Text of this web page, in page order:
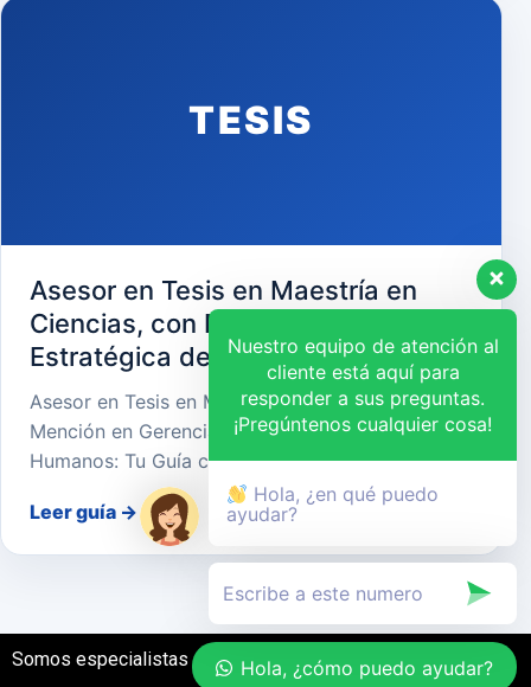
TESIS
Asesor en Tesis en Maestría en
Ciencias, con Mención en Gerencia
Estratégica de Recursos Humanos
Asesor en Tesis en Maestría en Ciencias, con
Mención en Gerencia Estratégica de Recursos
Humanos: Tu Guía cara…
Leer guía →
Somos especialistas en el desarrollo de tesis
Nuestro equipo de atención al
cliente está aquí para
responder a sus preguntas.
¡Pregúntenos cualquier cosa!
Hola, ¿en qué puedo
ayudar?
Hola, ¿cómo puedo ayudar?